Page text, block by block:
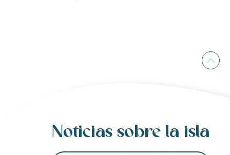
Noticias sobre la isla